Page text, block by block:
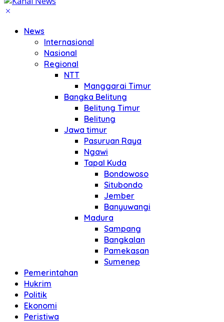
News
Internasional
Nasional
Regional
NTT
Manggarai Timur
Bangka Belitung
Belitung Timur
Belitung
Jawa timur
Pasuruan Raya
Ngawi
Tapal Kuda
Bondowoso
Situbondo
Jember
Banyuwangi
Madura
Sampang
Bangkalan
Pamekasan
Sumenep
Pemerintahan
Hukrim
Politik
Ekonomi
Peristiwa